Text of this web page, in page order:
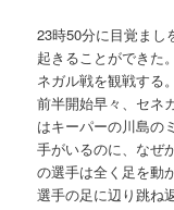
23時50分に目覚まし
起きることができ
ネガル戦を観戦する。
前半開始早々、セネ
はキーパーの川島
手がいるのに、なぜ
の選手は全く足を動
選手の足に辺り跳ね